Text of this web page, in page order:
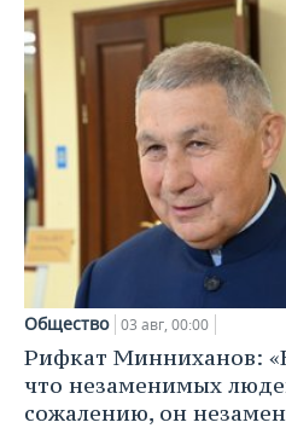
Общество 03 авг, 00:00
Рифкат Минниханов:
что незаменимых
сожалению, он